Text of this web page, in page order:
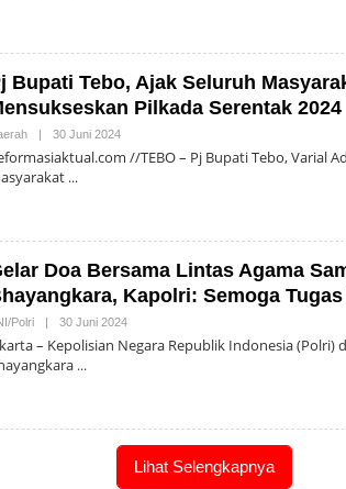
Bupati Tebo, Ajak Seluruh
Pilkada Serentak 2024
| 30 Juni 2024Oleh
//TEBO – Pj Bupati Tebo, Varial
Doa Bersama Lintas Agama
Kapolri: Semoga
Polri | 30 Juni 2024Oleh
– Kepolisian Negara Republik Indonesia (Polri)
Lihat Selengkapnya